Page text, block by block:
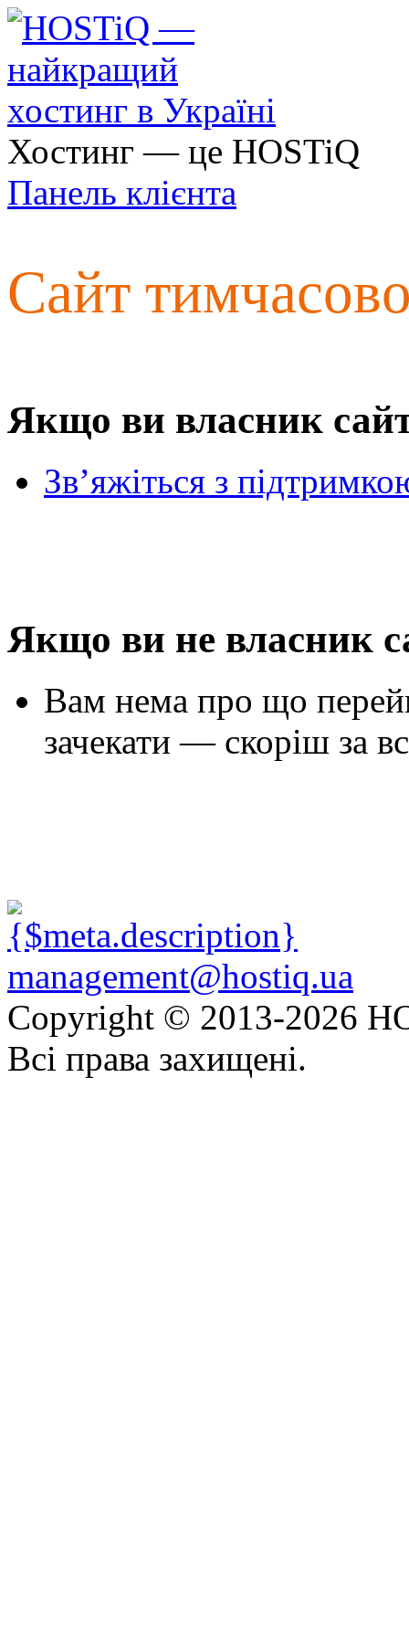
Хостинг — це HOSTiQ
Панель клієнта
Сайт
Якщо ви власник
Зв’яжіться з
Якщо ви не власник
Вам нема про що
зачекати — скоріш за
management@hostiq.ua
Copyright © 2013-2026
Всі права захищені.